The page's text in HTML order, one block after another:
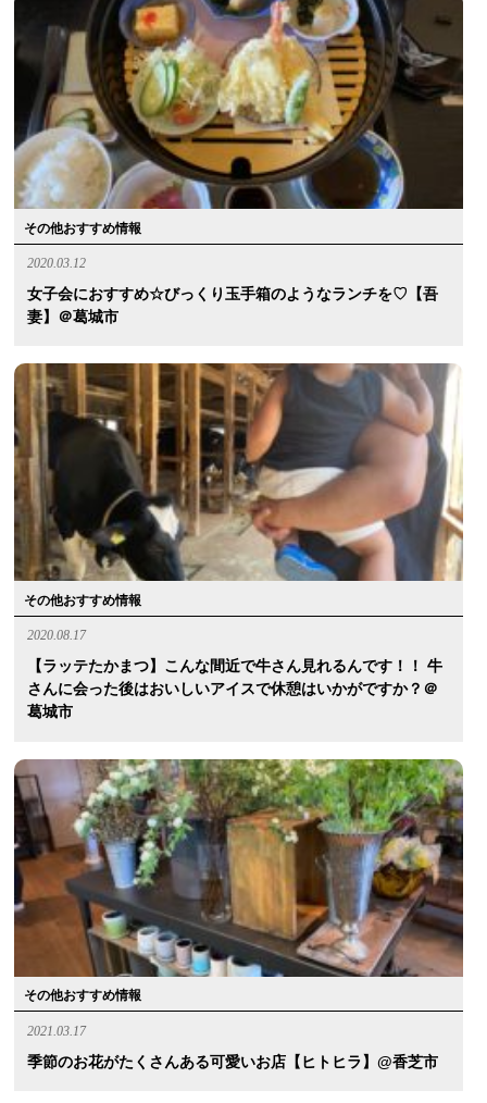
その他おすすめ情報
2020.03.12
女子会におすすめ☆びっくり玉手箱のようなランチを♡【吾
妻】＠葛城市
その他おすすめ情報
2020.08.17
【ラッテたかまつ】こんな間近で牛さん見れるんです！！ 牛
さんに会った後はおいしいアイスで休憩はいかがですか？＠
葛城市
その他おすすめ情報
2021.03.17
季節のお花がたくさんある可愛いお店【ヒトヒラ】@香芝市